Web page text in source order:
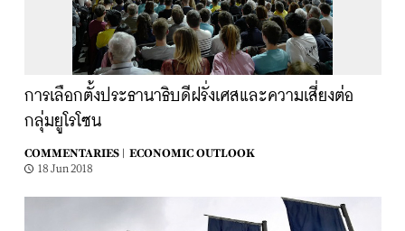
การเลือกตั้งประธานาธิบดีฝรั่งเศสและความเสี่ยงต่อ
กลุ่มยูโรโซน
COMMENTARIES |
ECONOMIC OUTLOOK
18 Jun 2018